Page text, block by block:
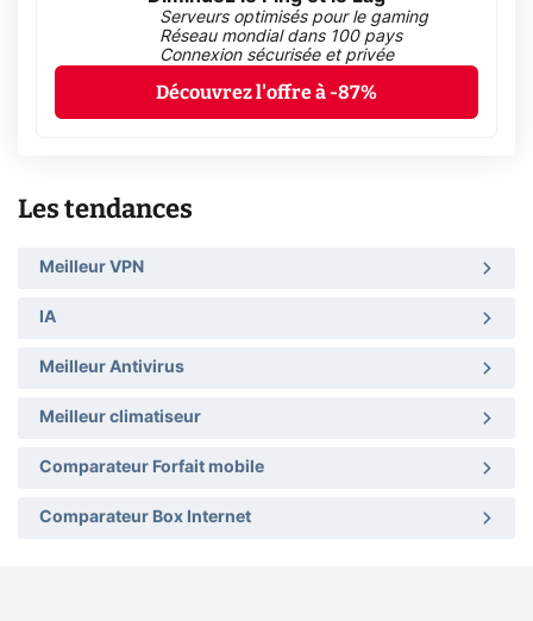
Serveurs optimisés pour le gaming
Réseau mondial dans 100 pays
Connexion sécurisée et privée
Découvrez l'offre à -87%
Les tendances
Meilleur VPN
IA
Meilleur Antivirus
Meilleur climatiseur
Comparateur Forfait mobile
Comparateur Box Internet